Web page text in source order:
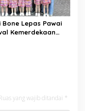
Bone Lepas Pawai
Kemerdekaan
yang wajib ditandai *